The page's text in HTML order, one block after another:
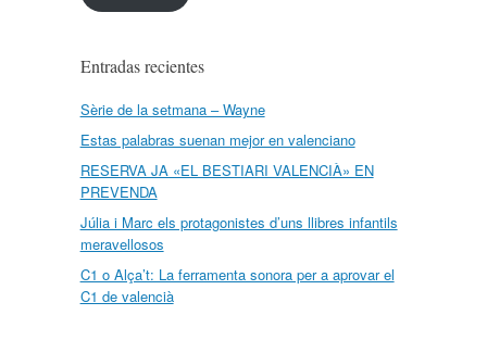
Entradas recientes
Sèrie de la setmana – Wayne
Estas palabras suenan mejor en valenciano
RESERVA JA «EL BESTIARI VALENCIÀ» EN
PREVENDA
Júlia i Marc els protagonistes d’uns llibres infantils
meravellosos
C1 o Alça’t: La ferramenta sonora per a aprovar el
C1 de valencià